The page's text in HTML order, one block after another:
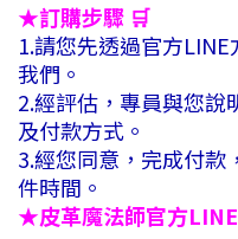
★訂購步驟 🛒
1.請您先透過官方
我們。
2.經評估，專員與您說
及付款方式。
3.經您同意，完成付款
件時間。
★皮革魔法師官方